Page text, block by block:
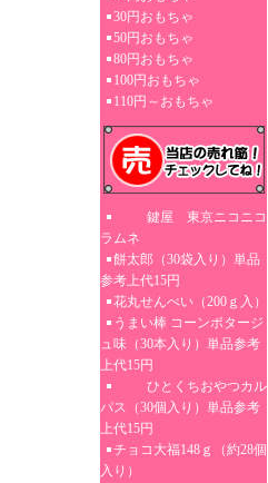
30円おもちゃ
50円おもちゃ
80円おもちゃ
100円おもちゃ
110円～おもちゃ
鍵屋 東京ニコニコ
ラムネ
餅太郎（30袋入り）単品
参考上代15円
花丸せんべい（200ｇ入）
うまい棒 コーンポタージ
ュ味（30本入り）単品参考
上代15円
ひとくちおやつカル
パス（30個入り）単品参考
上代15円
チョコ大福148ｇ（約28個
入り）